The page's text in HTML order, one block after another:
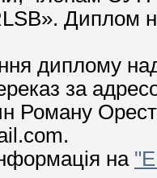
Диплом
диплому
за
Роману
на